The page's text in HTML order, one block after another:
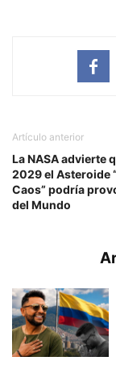
Artículo anterior
La NASA advierte
2029 el Asteroide
Caos” podría
del Mundo